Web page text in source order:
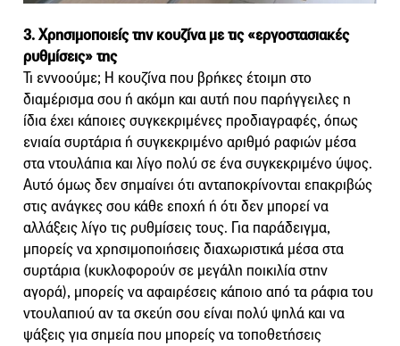
3. Χρησιμοποιείς την κουζίνα με τις «εργοστασιακές
ρυθμίσεις» της
Τι εννοούμε; Η κουζίνα που βρήκες έτοιμη στο
διαμέρισμα σου ή ακόμη και αυτή που παρήγγειλες η
ίδια έχει κάποιες συγκεκριμένες προδιαγραφές, όπως
ενιαία συρτάρια ή συγκεκριμένο αριθμό ραφιών μέσα
στα ντουλάπια και λίγο πολύ σε ένα συγκεκριμένο ύψος.
Αυτό όμως δεν σημαίνει ότι ανταποκρίνονται επακριβώς
στις ανάγκες σου κάθε εποχή ή ότι δεν μπορεί να
αλλάξεις λίγο τις ρυθμίσεις τους. Για παράδειγμα,
μπορείς να χρησιμοποιήσεις διαχωριστικά μέσα στα
συρτάρια (κυκλοφορούν σε μεγάλη ποικιλία στην
αγορά), μπορείς να αφαιρέσεις κάποιο από τα ράφια του
ντουλαπιού αν τα σκεύη σου είναι πολύ ψηλά και να
ψάξεις για σημεία που μπορείς να τοποθετήσεις